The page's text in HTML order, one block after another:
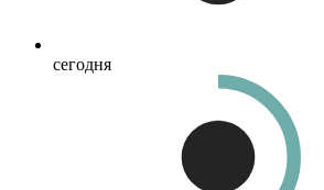
сегодня